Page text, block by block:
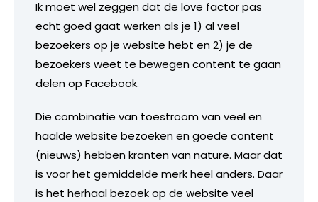
Ik moet wel zeggen dat de love factor pas
echt goed gaat werken als je 1) al veel
bezoekers op je website hebt en 2) je de
bezoekers weet te bewegen content te gaan
delen op Facebook.
Die combinatie van toestroom van veel en
haalde website bezoeken en goede content
(nieuws) hebben kranten van nature. Maar dat
is voor het gemiddelde merk heel anders. Daar
is het herhaal bezoek op de website veel